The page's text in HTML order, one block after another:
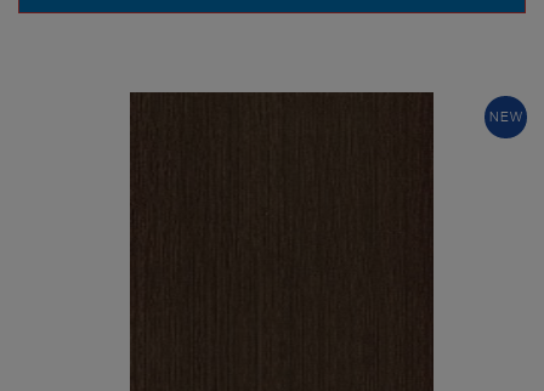
NEW